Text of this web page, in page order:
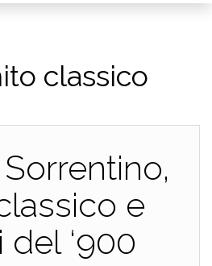
classico
e
del ‘900